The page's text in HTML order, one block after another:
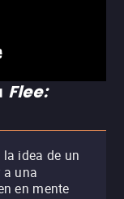
Flee:
idea de un
una
en mente